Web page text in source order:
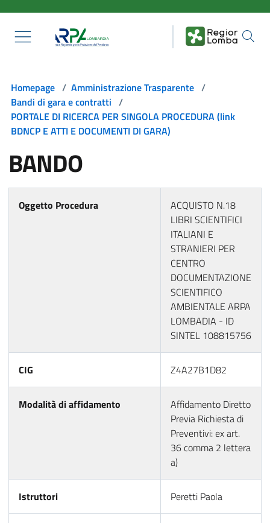
Homepage / Amministrazione Trasparente /
Bandi di gara e contratti /
PORTALE DI RICERCA PER SINGOLA PROCEDURA (link
BDNCP E ATTI E DOCUMENTI DI GARA)
BANDO
Oggetto Procedura
ACQUISTO N.18
LIBRI SCIENTIFICI
ITALIANI E
STRANIERI PER
CENTRO
DOCUMENTAZIONE
SCIENTIFICO
AMBIENTALE ARPA
LOMBADIA - ID
SINTEL 108815756
CIG Z4A27B1D82
Modalità di affidamento
Affidamento Diretto
Previa Richiesta di
Preventivi: ex art.
36 comma 2 lettera
a)
Istruttori Peretti Paola